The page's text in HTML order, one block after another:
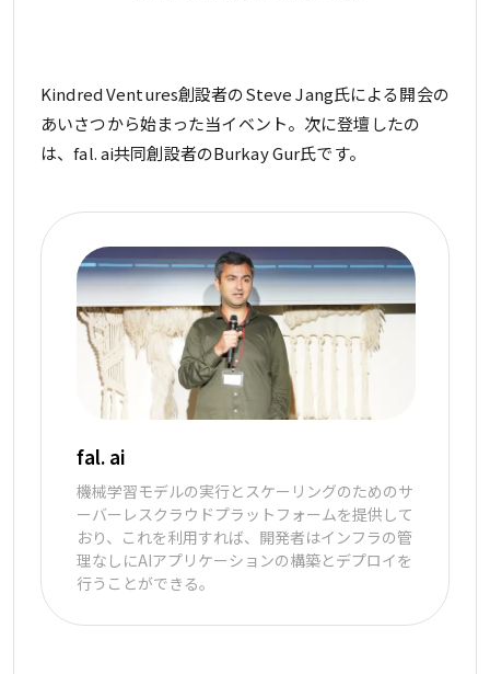
Kindred Ventures創設者のSteve Jang氏による開会の
あいさつから始まった当イベント。次に登壇したの
は、fal. ai共同創設者のBurkay Gur氏です。
fal. ai
機械学習モデルの実行とスケーリングのためのサ
ーバーレスクラウドプラットフォームを提供して
おり、これを利用すれば、開発者はインフラの管
理なしにAIアプリケーションの構築とデプロイを
行うことができる。